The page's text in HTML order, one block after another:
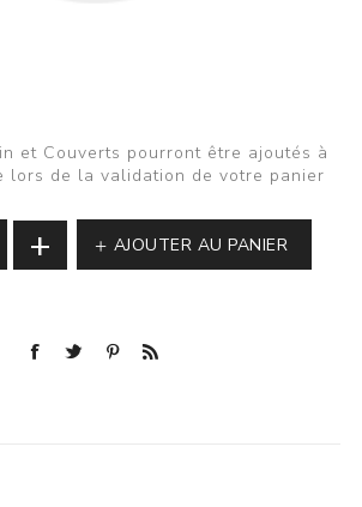
et Couverts pourront être ajoutés à
lors de la validation de votre panier
+ AJOUTER AU PANIER